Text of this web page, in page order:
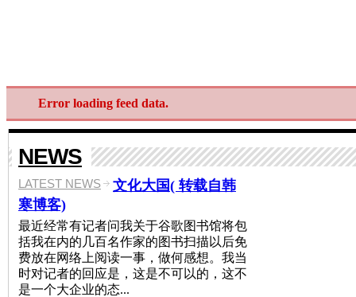
Error loading feed data.
NEWS
LATEST NEWS
文化大国( 转载自韩
寒博客)
最近经常有记者问我关于谷歌图书馆将包
括我在内的几百名作家的图书扫描以后免
费放在网络上阅读一事，做何感想。我当
时对记者的回应是，这是不可以的，这不
是一个大企业的态...